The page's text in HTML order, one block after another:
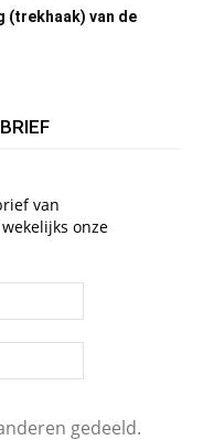
(trekhaak) van de
van
onze
gedeeld.